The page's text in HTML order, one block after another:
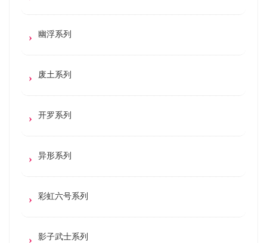
幽浮系列
废土系列
开罗系列
异形系列
彩虹六号系列
影子武士系列